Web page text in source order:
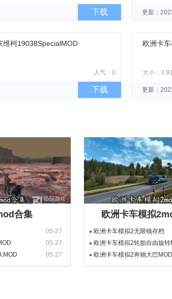
下载 更新：
维柯19038SpecialMOD
人气：0
下载
欧洲卡
大小：
更新：
合集
05-27
05-27
MOD
05-27
欧洲卡车模拟
欧洲卡车模拟2无限钱存档
欧洲卡车模拟2轮胎自由旋转
欧洲卡车模拟2奔驰大巴MOD